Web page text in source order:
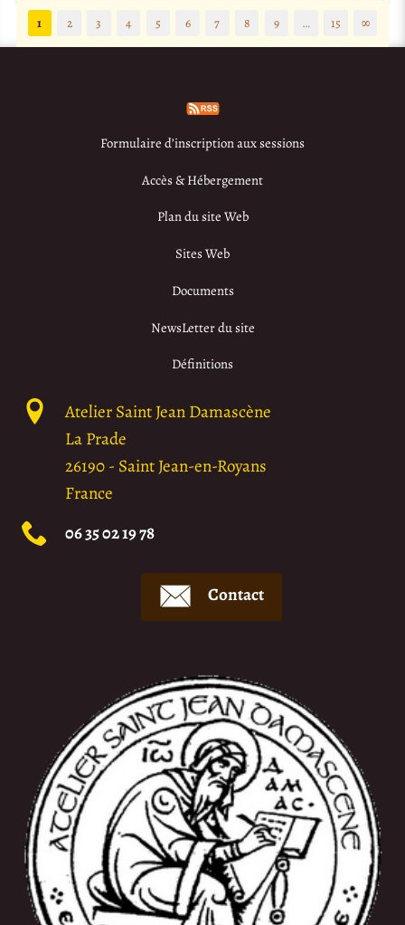
1
2 3 4 5 6 7 8 9 … 15 ∞
Formulaire d’inscription aux sessions
Accès & Hébergement
Plan du site Web
Sites Web
Documents
NewsLetter du site
Définitions
Atelier Saint Jean Damascène
La Prade
26190- Saint Jean-en-Royans
France
06 35 02 19 78
Contact